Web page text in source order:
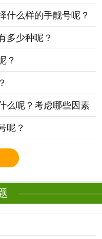
什么样的手靓号呢？
多少种呢？
？
么呢？考虑哪些因素
呢？